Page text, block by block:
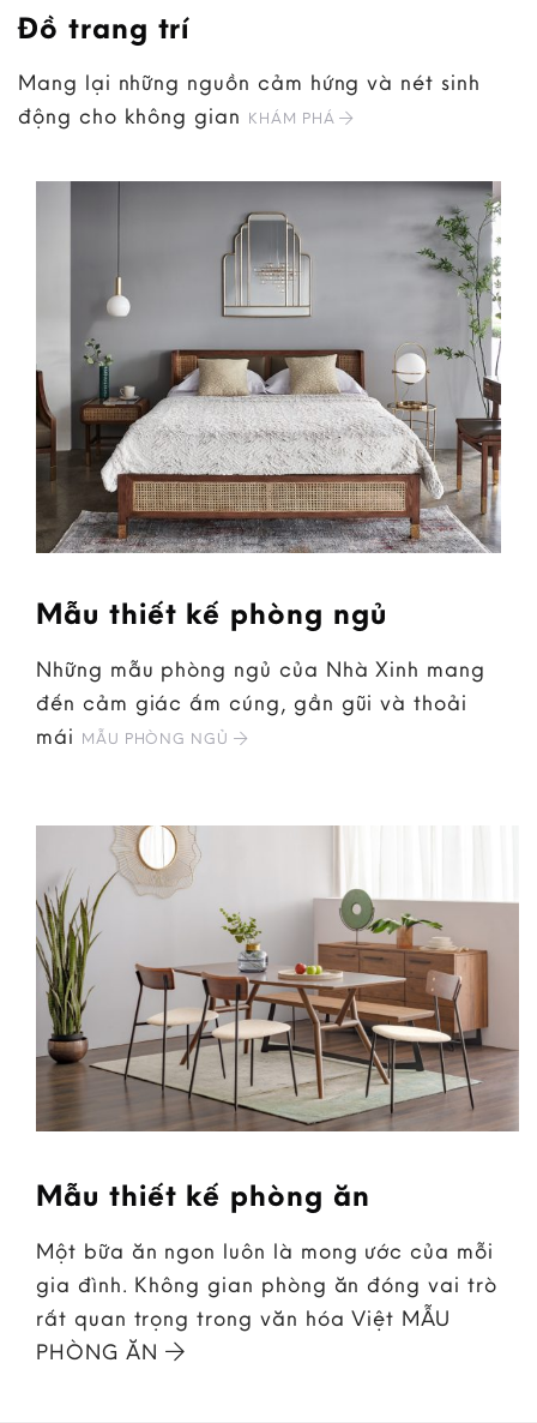
Đồ trang trí
Mang lại những nguồn cảm hứng và nét sinh
động cho không gian KHÁM PHÁ
Mẫu thiết kế phòng ngủ
Những mẫu phòng ngủ của Nhà Xinh mang
đến cảm giác ấm cúng, gần gũi và thoải
mái MẪU PHÒNG NGỦ
Mẫu thiết kế phòng ăn
Một bữa ăn ngon luôn là mong ước của mỗi
gia đình. Không gian phòng ăn đóng vai trò
rất quan trọng trong văn hóa Việt MẪU
PHÒNG ĂN